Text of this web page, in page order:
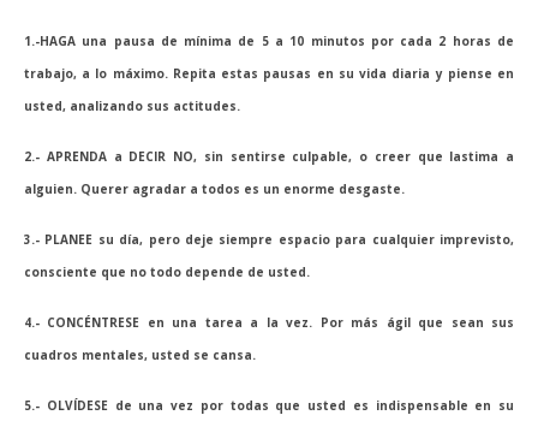
1.-HAGA una pausa de mínima de 5 a 10 minutos por cada 2 horas de
trabajo, a lo máximo. Repita estas pausas en su vida diaria y piense en
usted, analizando sus actitudes.
2.- APRENDA a DECIR NO, sin sentirse culpable, o creer que lastima a
alguien. Querer agradar a todos es un enorme desgaste.
3.- PLANEE su día, pero deje siempre espacio para cualquier imprevisto,
consciente que no todo depende de usted.
4.- CONCÉNTRESE en una tarea a la vez. Por más ágil que sean sus
cuadros mentales, usted se cansa.
5.- OLVÍDESE de una vez por todas que usted es indispensable en su